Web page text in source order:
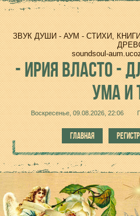
ЗВУК ДУШИ - АУМ - СТИХИ,
soundsoul-
-ИРИЯ ВЛАСТО -
УМА И
Воскресенье, 09.08.2026, 22:06
ГЛАВНАЯ